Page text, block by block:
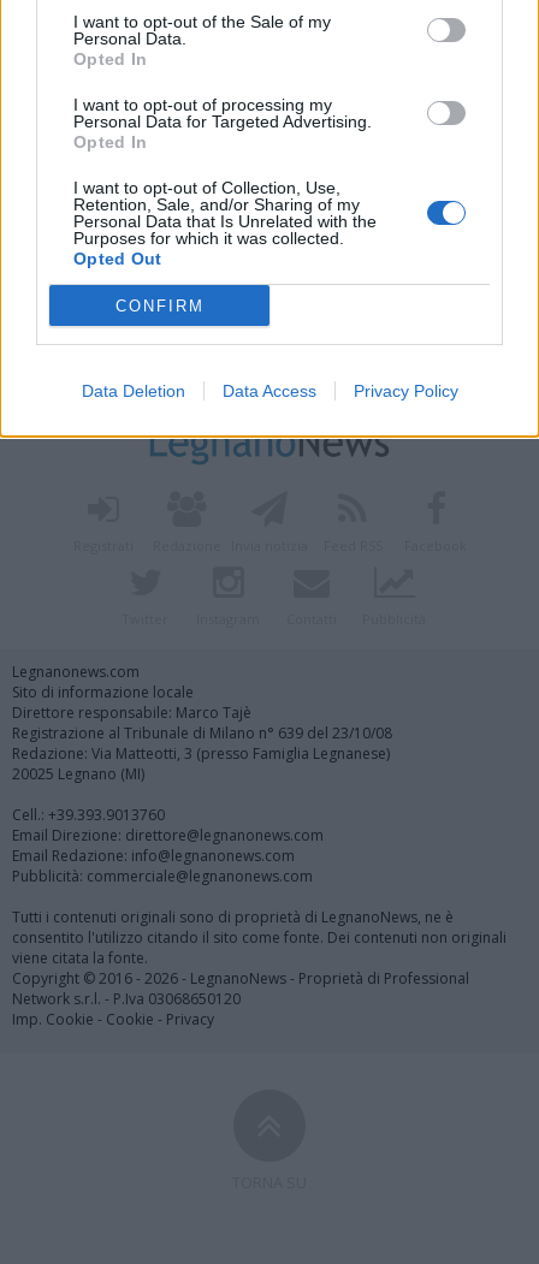
I want to opt-out of the Sale of my
Personal Data.
Opted In
I want to opt-out of processing my
Personal Data for Targeted Advertising.
Opted In
I want to opt-out of Collection, Use,
Retention, Sale, and/or Sharing of my
Personal Data that Is Unrelated with the
Purposes for which it was collected.
Opted Out
CONFIRM
Data Deletion Data Access Privacy Policy
Vai al sito in modalità classica
Legnanonews.com
Sito di informazione locale
Direttore responsabile: Marco Tajè
Registrazione al Tribunale di Milano n° 639 del 23/10/08
Redazione: Via Matteotti, 3 (presso Famiglia Legnanese)
20025 Legnano (MI)
Cell.: +39.393.9013760
Email Direzione: direttore@legnanonews.com
Email Redazione: info@legnanonews.com
Pubblicità: commerciale@legnanonews.com
Tutti i contenuti originali sono di proprietà di LegnanoNews, ne è
consentito l'utilizzo citando il sito come fonte. Dei contenuti non originali
viene citata la fonte.
Copyright © 2016 - 2026 - LegnanoNews - Proprietà di Professional
Network s.r.l. - P.Iva 03068650120
Imp. Cookie - Cookie - Privacy